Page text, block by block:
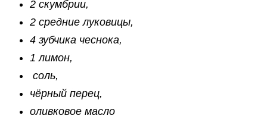
2 скумбрии,
2 средние луковицы,
4 зубчика чеснока,
1 лимон,
соль,
чёрный перец,
оливковое масло